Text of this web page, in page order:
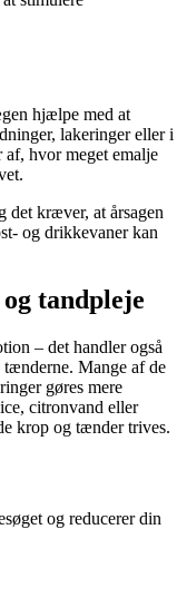
hjælpe med at
lakeringer eller i
hvor meget emalje
det kræver, at årsagen
og drikkevaner kan
tandpleje
– det handler også
tænderne. Mange af de
gøres mere
citronvand eller
krop og tænder trives.
og reducerer din